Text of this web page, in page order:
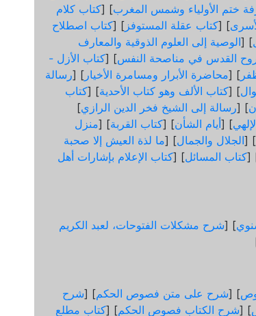
ختم الأولياء وشمس المغرب] [كتاب كلام
] [كتاب عقلة المستوفز ] [كتاب اصطلاح
] [الوصية إلى العلوم الذوقية والمعارف
القدس في مناصحة النفس] [كتاب الأزل -
] [محاضرة الأبرار ومسامرة الأخيار ] [رسالة
] [كتاب الألف وهو كتاب الأحدية] [كتاب
] [رسالة إلى الشيخ فخر الدين الرازي]
] [أيام الشأن] [كتاب القربة] [منزل
] [الجلال والجمال] [ما لذة العيش إلا صحبة
]كتاب المسائل] [كتاب الإعلام بإشارات أهل
] [شرح مشكلات الفتوحات، لعبد الكريم
] [شرح على متن فصوص الحكم] [شرح
] [شرح الكتاب فصوص الحكم] [كتاب مطلع